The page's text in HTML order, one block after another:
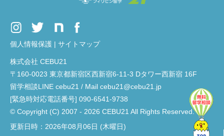
個人情報保護 | サイトマップ
株式会社 CEBU21
〒160-0023 東京都新宿区西新宿6-11-3 Dタワー西新宿 16F
留学相談LINE cebu21 / Mail cebu21@cebu21.jp
[緊急時対応電話番号] 090-6541-9738
© Copyright (C) 2007 - 2026 CEBU21 All Rights Reserved.
更新日時：2026年08月06日 (木曜日)